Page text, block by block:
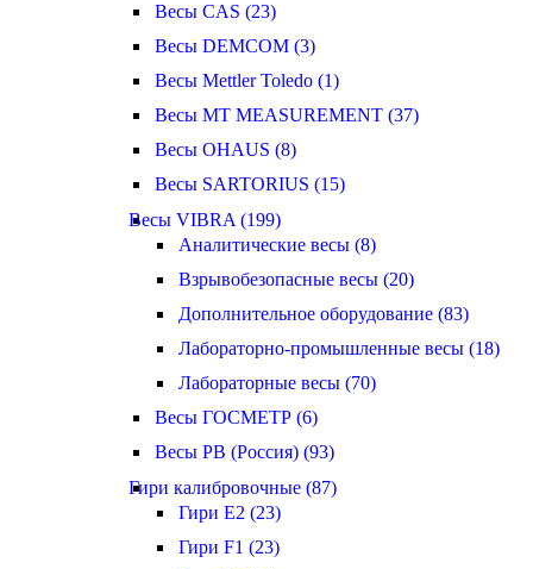
Весы CAS (23)
Весы DEMCOM (3)
Весы Mettler Toledo (1)
Весы MT MEASUREMENT (37)
Весы OHAUS (8)
Весы SARTORIUS (15)
Весы VIBRA (199)
Аналитические весы (8)
Взрывобезопасные весы (20)
Дополнительное оборудование (83)
Лабораторно-промышленные весы (18)
Лабораторные весы (70)
Весы ГОСМЕТР (6)
Весы РВ (Россия) (93)
Гири калибровочные (87)
Гири E2 (23)
Гири F1 (23)